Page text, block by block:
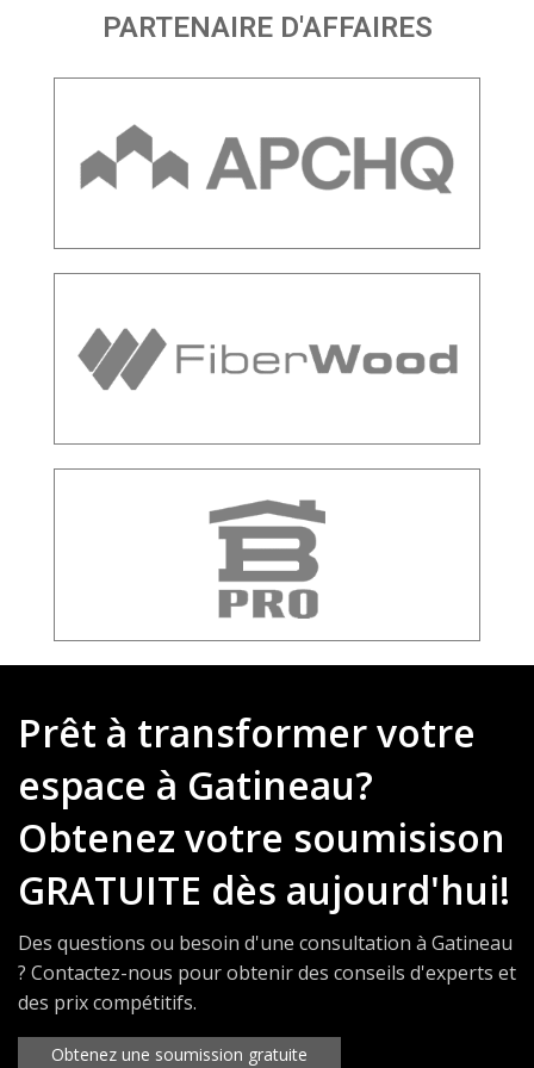
PARTENAIRE D'AFFAIRES
Prêt à transformer votre
espace à Gatineau?
Obtenez votre soumisison
GRATUITE dès aujourd'hui!
Des questions ou besoin d'une consultation à Gatineau
? Contactez-nous pour obtenir des conseils d'experts et
des prix compétitifs.
Obtenez une soumission gratuite